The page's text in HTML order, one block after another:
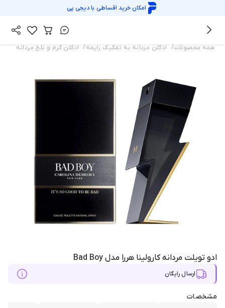
امکان خرید اقساطی بادیجی پی
همه محصولات/ ادکلن مردانه به تفکیک رایحه/ ادکلن گرم و تلخ مردانه
ادو تویلت مردانه کارولینا هررا مدل Bad Boy
ارسال رایگان
مشخصات